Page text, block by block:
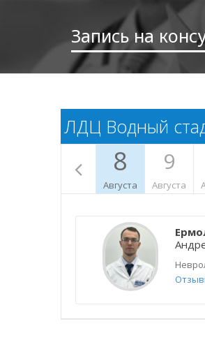
Запись на
ЛДЦ Водный
8
Августа
9
Августа